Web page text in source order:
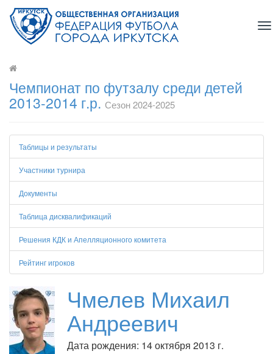
Чемпионат по футзалу среди детей
2013-2014 г.р. Сезон 2024-2025
Таблицы и результаты
Участники турнира
Документы
Таблица дисквалификаций
Решения КДК и Апелляционного комитета
Рейтинг игроков
Чмелев Михаил
Андреевич
Дата рождения: 14 октября 2013 г.